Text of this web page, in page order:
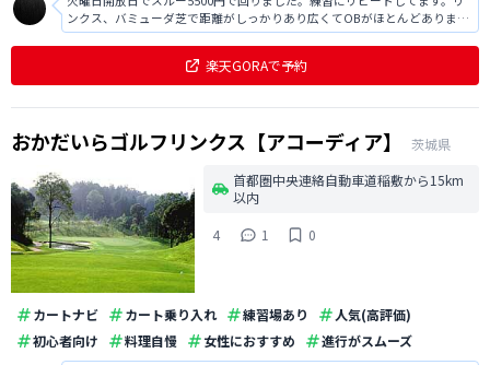
ンクス、バミューダ芝で距離がしっかりあり広くてOBがほとんどありませ
ん。気持ちよく振れます。台風でたまに水没しますww
楽天GORAで予約
おかだいらゴルフリンクス【アコーディア】
茨城県
首都圏中央連絡自動車道稲敷から15km
以内
4
1 0
カートナビ カート乗り入れ 練習場あり
人気(高評価)
初心者向け
料理自慢 女性におすすめ 進行がスムーズ